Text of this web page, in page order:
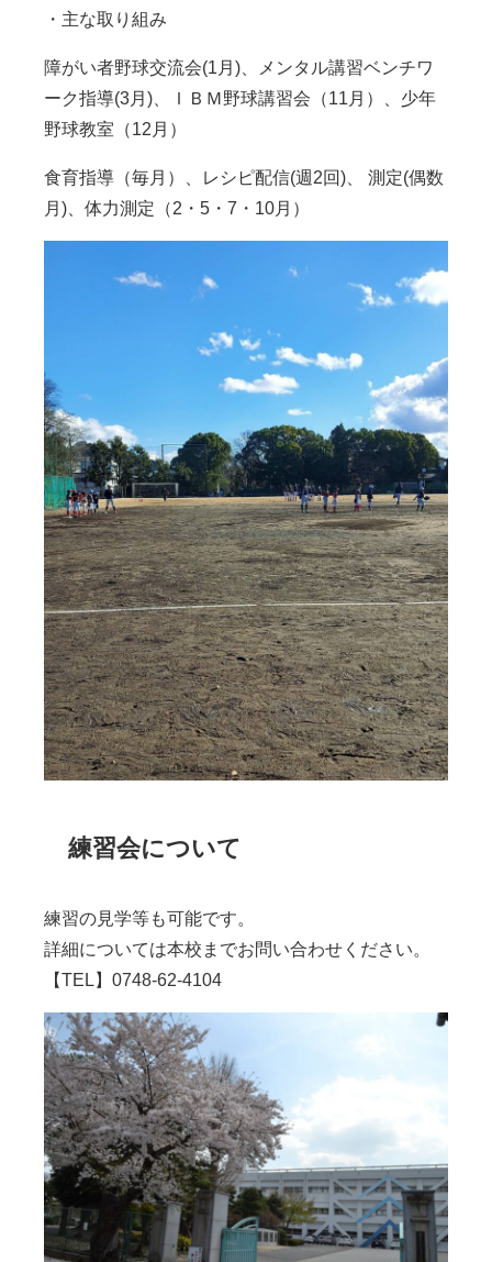
・主な取り組み
障がい者野球交流会(1 月 ) 、メンタル講習ベンチワ
ーク指導(3月 ) 、ＩＢＭ野球講習会（11 月）、少年
野球教室（12 月）
食育指導（毎月）、レシピ配信(週 2回) 、 測定(偶数
月 ) 、体力測定（2・5・7・ 10月）
練習会について
練習の見学等も可能です。
詳細については本校までお問い合わせください。
【TEL】0748-62-4104